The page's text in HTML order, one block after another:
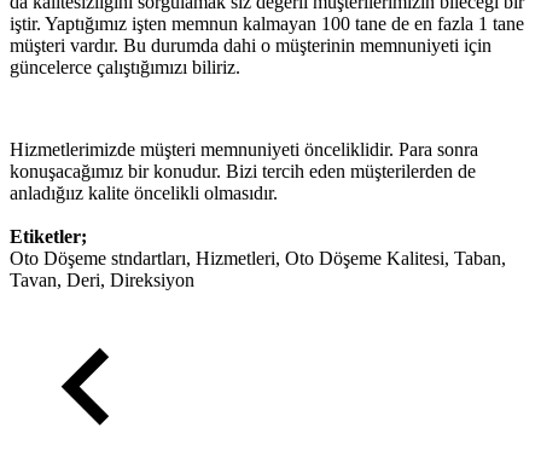
iştir. Yaptığımız işten memnun kalmayan 100 tane de en fazla 1 tane
müşteri vardır. Bu durumda dahi o müşterinin memnuniyeti için
güncelerce çalıştığımızı biliriz.
Hizmetlerimizde müşteri memnuniyeti önceliklidir. Para sonra
konuşacağımız bir konudur. Bizi tercih eden müşterilerden de
anladığıız kalite öncelikli olmasıdır.
Etiketler;
Oto Döşeme stndartları, Hizmetleri, Oto Döşeme Kalitesi, Taban,
Tavan, Deri, Direksiyon